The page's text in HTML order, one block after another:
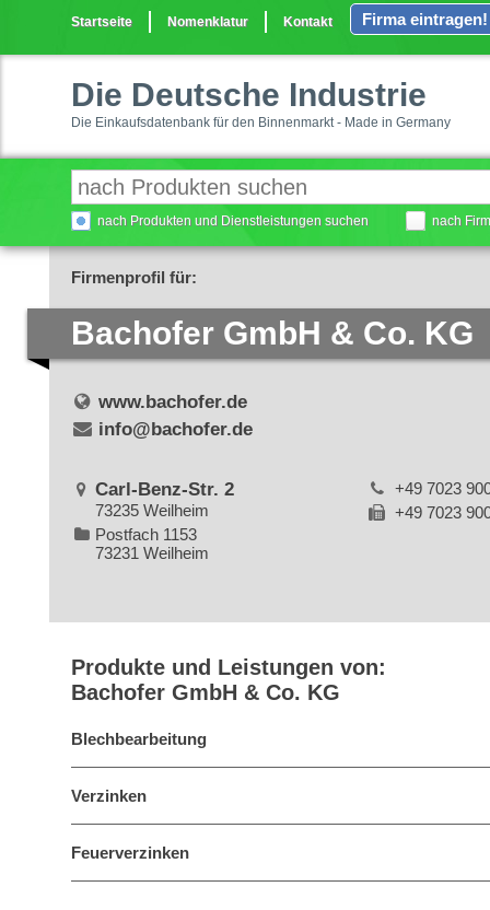
Startseite Nomenklatur Kontakt Firma eintragen!
Die Deutsche Industrie
Die Einkaufsdatenbank für den Binnenmarkt - Made in Germany
nach Produkten und Dienstleistungen suchen nach
Firmenprofil für:
Bachofer GmbH & Co. KG
www.bachofer.de
info@bachofer.de
Carl-Benz-Str. 2
73235 Weilheim
Postfach 1153
73231 Weilheim
+49 7023
+49 7023
Produkte und Leistungen von:
Bachofer GmbH & Co. KG
Blechbearbeitung
Verzinken
Feuerverzinken